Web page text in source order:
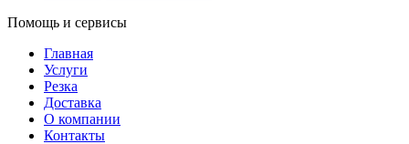
Помощь и сервисы
Главная
Услуги
Резка
Доставка
О компании
Контакты